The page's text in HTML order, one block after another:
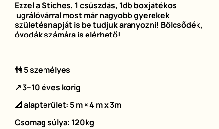
Ezzel a Stiches, 1 csúszdás, 1db boxjátékos
ugrálóvárral most már nagyobb gyerekek
születésnapját is be tudjuk aranyozni! Bölcsődék,
óvodák számára is elérhető!
👫 5 személyes
↗️ 3–10 éves korig
📐 alapterület: 5 m × 4 m x 3m
Csomag súlya: 120kg